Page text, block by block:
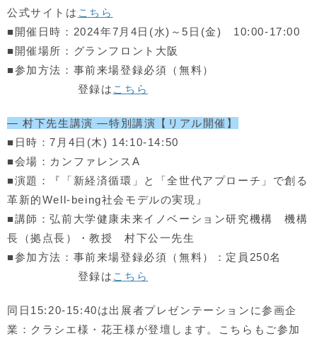
公式サイトは こちら
■開催日時：2024年7月4日(水)～5日(金) 10:00-17:00
■開催場所：グランフロント大阪
■参加方法：事前来場登録必須（無料）
登録は こちら
― 村下先生講演 ―特別講演【リアル開催】
■日時：7月4日(木) 14:10-14:50
■会場：カンファレンスA
■演題：『「新経済循環」と「全世代アプローチ」で創る
革新的Well-being社会モデルの実現』
■講師：弘前大学健康未来イノベーション研究機構 機構
長（拠点長）・教授 村下公一先生
■参加方法：事前来場登録必須（無料）：定員250名
登録は こちら
同日15:20-15:40は出展者プレゼンテーションに参画企
業：クラシエ様・花王様が登壇します。こちらもご参加